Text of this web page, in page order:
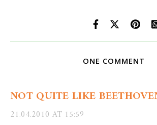
ONE COMMENT
NOT QUITE LIKE
21.04.2010 AT 15:59